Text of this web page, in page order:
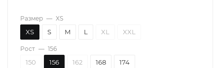
Размер — XS
XS S M L XL XXL
Рост — 156
150 156 162 168 174